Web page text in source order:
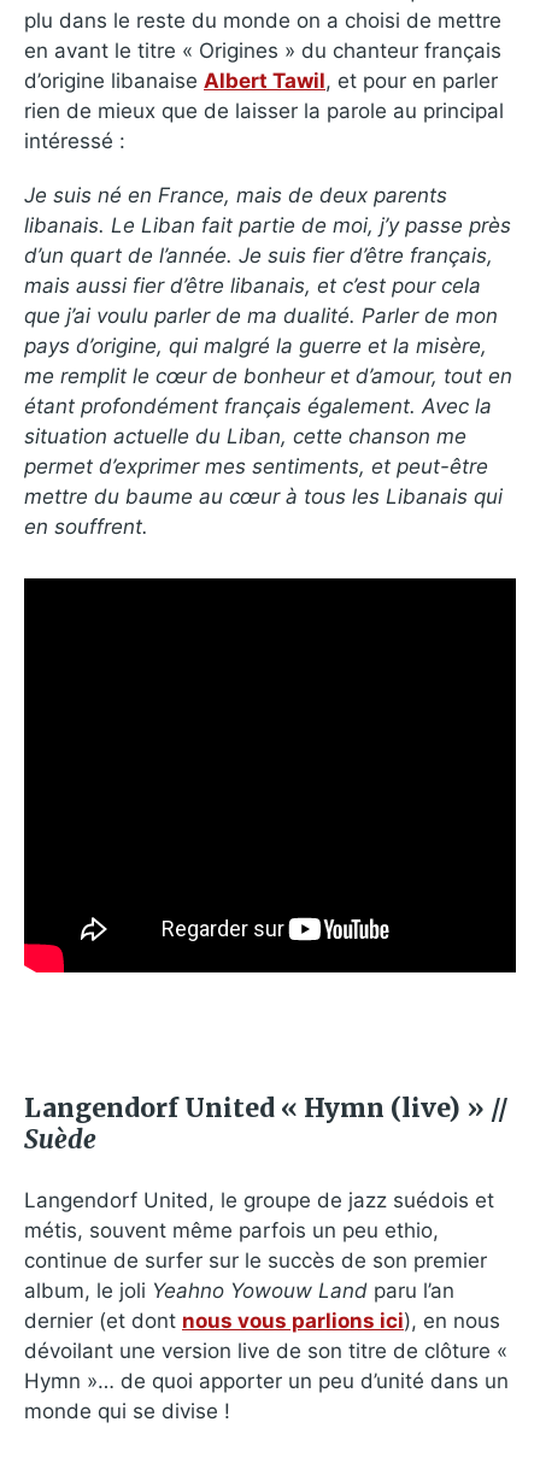
plu dans le reste du monde on a choisi de mettre
en avant le titre « Origines » du chanteur français
d’origine libanaise Albert Tawil, et pour en parler
rien de mieux que de laisser la parole au principal
intéressé :
Je suis né en France, mais de deux parents
libanais. Le Liban fait partie de moi, j’y passe près
d’un quart de l’année. Je suis fier d’être français,
mais aussi fier d’être libanais, et c’est pour cela
que j’ai voulu parler de ma dualité. Parler de mon
pays d’origine, qui malgré la guerre et la misère,
me remplit le cœur de bonheur et d’amour, tout en
étant profondément français également. Avec la
situation actuelle du Liban, cette chanson me
permet d’exprimer mes sentiments, et peut-être
mettre du baume au cœur à tous les Libanais qui
en souffrent.
Langendorf United « Hymn (live) » //
Suède
Langendorf United, le groupe de jazz suédois et
métis, souvent même parfois un peu ethio,
continue de surfer sur le succès de son premier
album, le joli Yeahno Yowouw Land paru l’an
dernier (et dont nous vous parlions ici), en nous
dévoilant une version live de son titre de clôture «
Hymn »… de quoi apporter un peu d’unité dans un
monde qui se divise !